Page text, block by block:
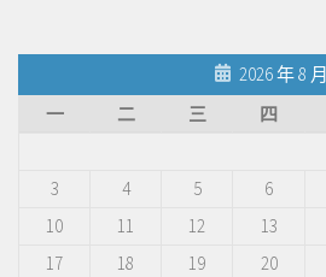
2026 年 8 月
一
二 三 四
3
4 5 6
10
11 12 13
17
18 19 20